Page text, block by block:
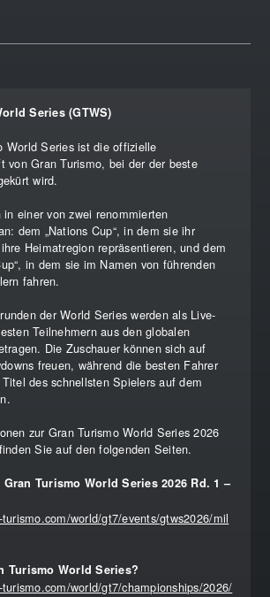
Series (GTWS)
World Series ist die offizielle
von Gran Turismo, bei der der beste
wird.
einer von zwei renommierten
dem „Nations Cup“, in dem sie ihr
Heimatregion repräsentieren, und dem
in dem sie im Namen von führenden
fahren.
der World Series werden als Live-
Teilnehmern aus den globalen
Die Zuschauer können sich auf
freuen, während die besten Fahrer
des schnellsten Spielers auf dem
zur Gran Turismo World Series 2026
Sie auf den folgenden Seiten.
Turismo World Series 2026 Rd. 1 –
world/gt7/events/gtws2026/mil
Turismo World Series?
world/gt7/championships/2026/